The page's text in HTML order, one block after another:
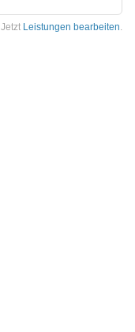
Jetzt Leistungen bearbeiten.